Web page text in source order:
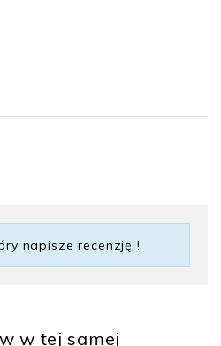
napisze recenzję !
w tej samej